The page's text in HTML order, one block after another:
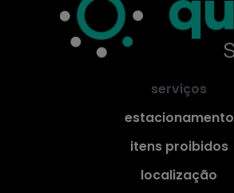
serviços
estacionamento
itens proibidos
localização